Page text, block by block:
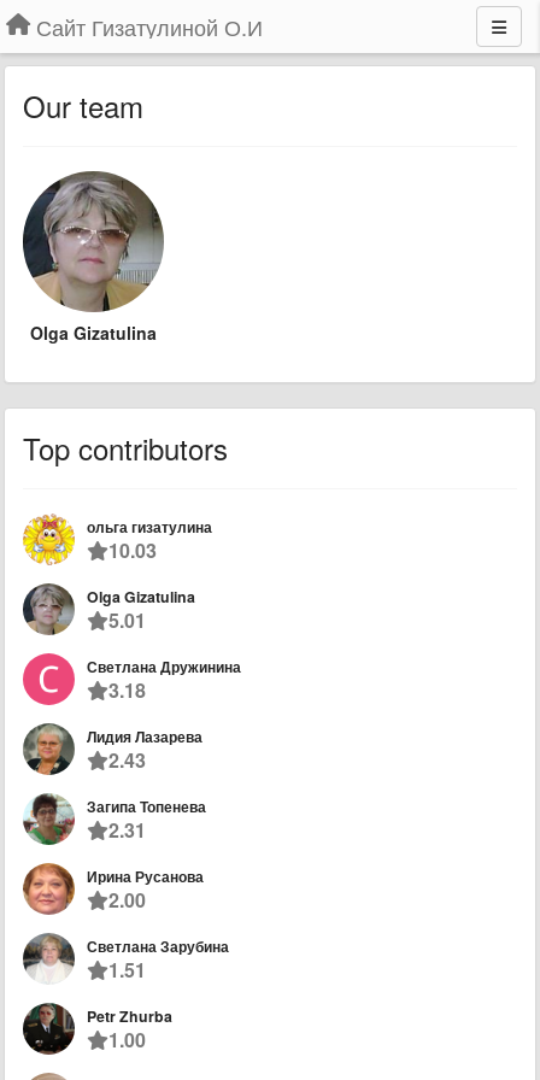
Сайт Гизатулиной О.И
Our team
Olga Gizatulina
Top contributors
ольга гизатулина
10.03
Olga Gizatulina
5.01
Светлана Дружинина
3.18
Лидия Лазарева
2.43
Загипа Топенева
2.31
Ирина Русанова
2.00
Светлана Зарубина
1.51
Petr Zhurba
1.00